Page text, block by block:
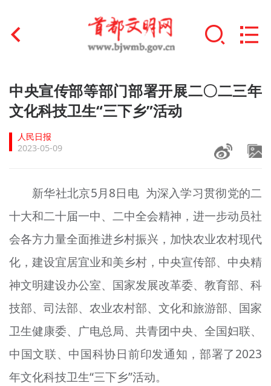
首页
文明创建
文明实践
未成年人思想道德建设
榜样人物
+
身边好人
文明评论
北京宣传文化引导基金
专题
中央宣传部等部门部署开展二〇二三年
文化科技卫生“三下乡”活动
人民日报
2023-05-09
新华社北京5月8日电 为深入学习贯彻党的二
十大和二十届一中、二中全会精神，进一步动员社
会各方力量全面推进乡村振兴，加快农业农村现代
化，建设宜居宜业和美乡村，中央宣传部、中央精
神文明建设办公室、国家发展改革委、教育部、科
技部、司法部、农业农村部、文化和旅游部、国家
卫生健康委、广电总局、共青团中央、全国妇联、
中国文联、中国科协日前印发通知，部署了2023
年文化科技卫生“三下乡”活动。